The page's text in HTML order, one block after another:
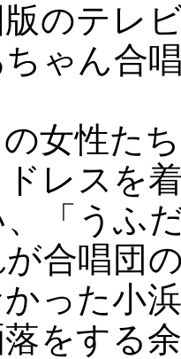
のテレ
ゃん合
女性た
ドレスを
「うふ
合唱団
かった小
をする